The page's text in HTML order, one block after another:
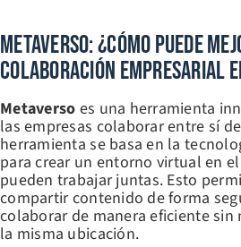
Metaverso: ¿Cómo Puede
Colaboración Empresarial
Metaverso es una herramienta
las empresas colaborar entre sí
herramienta se basa en la
para crear un entorno virtual en
pueden trabajar juntas. Esto
compartir contenido de forma
colaborar de manera eficiente sin
la misma ubicación.